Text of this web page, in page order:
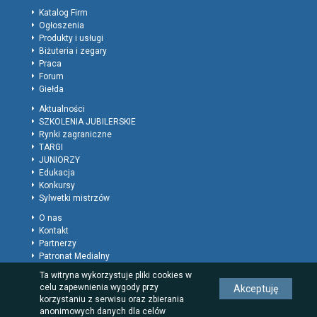
Katalog Firm
Ogłoszenia
Produkty i usługi
Biżuteria i zegary
Praca
Forum
Giełda
Aktualności
SZKOLENIA JUBILERSKIE
Rynki zagraniczne
TARGI
JUNIORZY
Edukacja
Konkursy
Sylwetki mistrzów
O nas
Kontakt
Partnerzy
Patronat Medialny
Polityka prywatności
Regulamin
Reklama
Rodzaje wpisów dla firm
Ta witryna wykorzystuje pliki cookies w
celu zapewnienia wygody przy
korzystaniu z serwisu oraz zbierania
anonimowych danych dla celów
Akceptuję